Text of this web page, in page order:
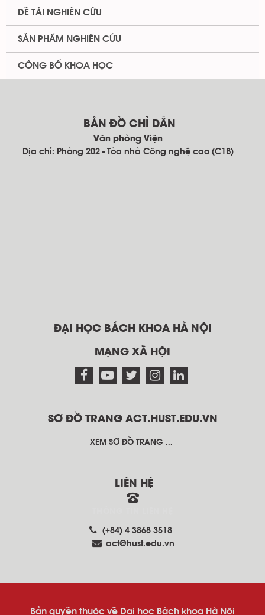
ĐỀ TÀI NGHIÊN CỨU
SẢN PHẨM NGHIÊN CỨU
CÔNG BỐ KHOA HỌC
BẢN ĐỒ CHỈ DẪN
Văn phòng Viện
Địa chỉ: Phòng 202 - Tòa nhà Công nghệ cao (C1B)
ĐẠI HỌC BÁCH KHOA HÀ NỘI
MẠNG XÃ HỘI
SƠ ĐỒ TRANG ACT.HUST.EDU.VN
XEM SƠ ĐỒ TRANG ...
LIÊN HỆ
(+84) 4 3868 3518
act@hust.edu.vn
Bản quyền thuộc về Đại học Bách khoa Hà Nội